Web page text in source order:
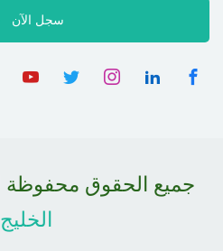
سجل الآن
جميع الحقوق محفوظة
الخليج